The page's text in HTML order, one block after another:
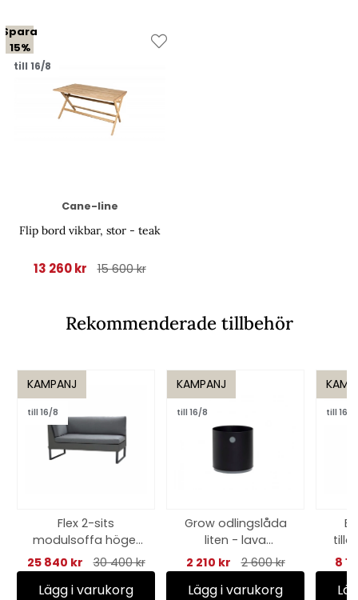
Spara
15%
till 16/8
Cane-line
Flip bord vikbar, stor - teak
13 260 kr 15 600 kr
Rekommenderade tillbehör
KAMPANJ
till 16/8
Flex 2-sits
modulsoffa höger
- grey
25 840 kr 30 400 kr
Lägg i varukorg
KAMPANJ
till 16/8
Grow odlingslåda
liten - lava
grey/light grey
2 210 kr 2 600 kr
Lägg i varukorg
till 16/8
8